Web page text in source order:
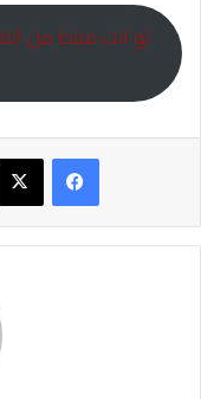
لو انت مبلط من